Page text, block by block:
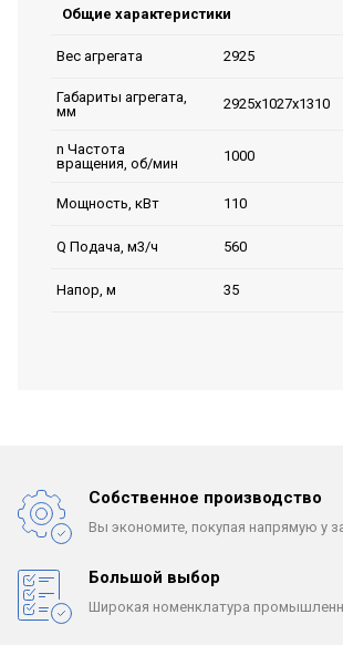
Общие характеристики
Вес агрегата 2925
Габариты агрегата,
мм
2925х1027х1310
n Частота
вращения, об/мин
1000
Мощность, кВт 110
Q Подача, м3/ч 560
Напор, м 35
Собственное производство
Вы экономите, покупая напрямую у
Большой выбор
Широкая номенклатура